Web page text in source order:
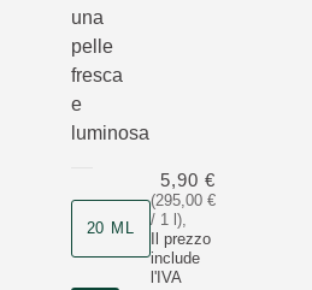
una
pelle
fresca
e
luminosa
20 ML
(295,00 €
/ 1 l),
Il prezzo
include
l'IVA
5,90 €